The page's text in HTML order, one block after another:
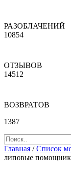
РАЗОБЛАЧЕНИЙ
10854
ОТЗЫВОВ
14512
ВОЗВРАТОВ
1387
Главная /Список
липовые